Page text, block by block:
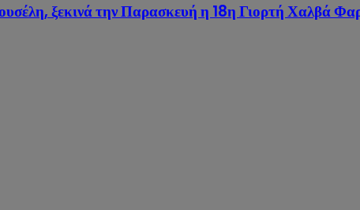
ξεκινά την Παρασκευή η 18η Γιορτή Χαλβά